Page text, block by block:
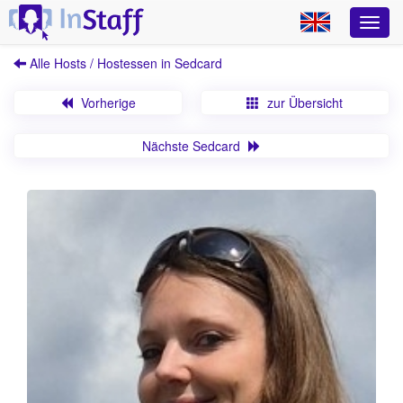
Alle Hosts / Hostessen in Sedcard
Vorherige zur Übersicht
Nächste Sedcard